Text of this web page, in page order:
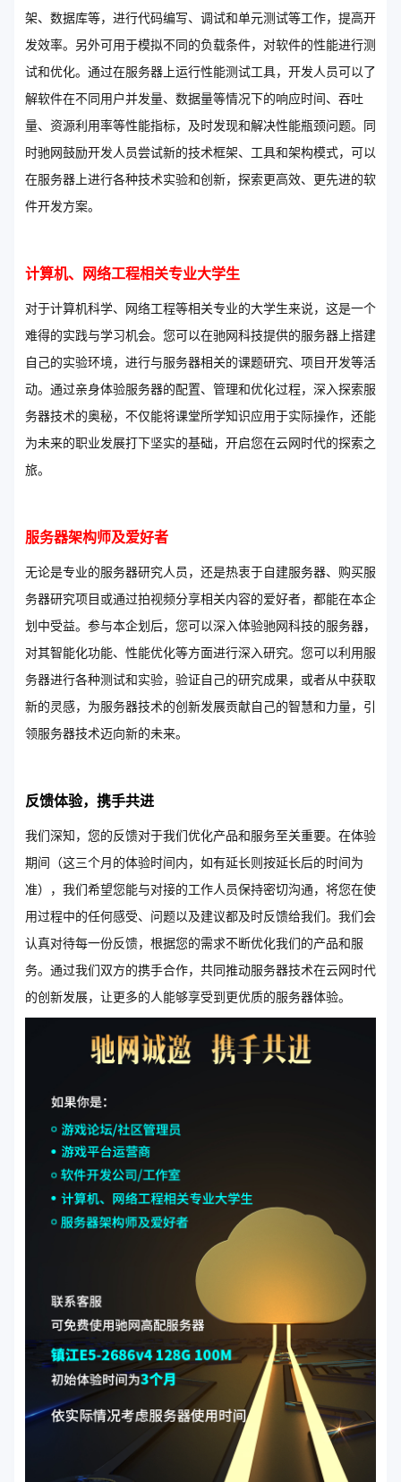
架、数据库等，进行代码编写、调试和单元测试等工作，提高开
发效率。另外可用于模拟不同的负载条件，对软件的性能进行测
试和优化。通过在服务器上运行性能测试工具，开发人员可以了
解软件在不同用户并发量、数据量等情况下的响应时间、吞吐
量、资源利用率等性能指标，及时发现和解决性能瓶颈问题。同
时驰网鼓励开发人员尝试新的技术框架、工具和架构模式，可以
在服务器上进行各种技术实验和创新，探索更高效、更先进的软
件开发方案。
计算机、网络工程相关专业大学生
对于计算机科学、网络工程等相关专业的大学生来说，这是一个
难得的实践与学习机会。您可以在驰网科技提供的服务器上搭建
自己的实验环境，进行与服务器相关的课题研究、项目开发等活
动。通过亲身体验服务器的配置、管理和优化过程，深入探索服
务器技术的奥秘，不仅能将课堂所学知识应用于实际操作，还能
为未来的职业发展打下坚实的基础，开启您在云网时代的探索之
旅。
服务器架构师及爱好者
无论是专业的服务器研究人员，还是热衷于自建服务器、购买服
务器研究项目或通过拍视频分享相关内容的爱好者，都能在本企
划中受益。参与本企划后，您可以深入体验驰网科技的服务器，
对其智能化功能、性能优化等方面进行深入研究。您可以利用服
务器进行各种测试和实验，验证自己的研究成果，或者从中获取
新的灵感，为服务器技术的创新发展贡献自己的智慧和力量，引
领服务器技术迈向新的未来。
反馈体验，携手共进
我们深知，您的反馈对于我们优化产品和服务至关重要。在体验
期间（这三个月的体验时间内，如有延长则按延长后的时间为
准），我们希望您能与对接的工作人员保持密切沟通，将您在使
用过程中的任何感受、问题以及建议都及时反馈给我们。我们会
认真对待每一份反馈，根据您的需求不断优化我们的产品和服
务。通过我们双方的携手合作，共同推动服务器技术在云网时代
的创新发展，让更多的人能够享受到更优质的服务器体验。